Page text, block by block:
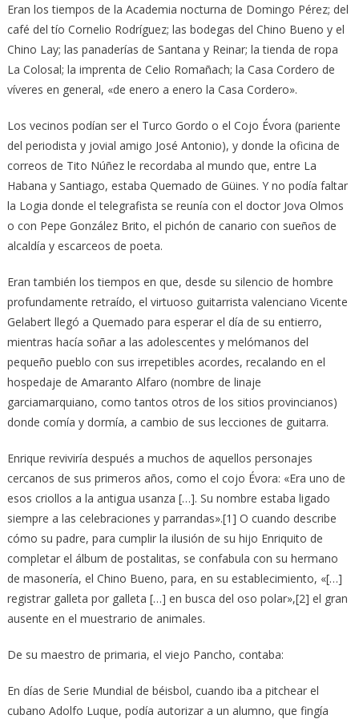
Eran los tiempos de la Academia nocturna de Domingo Pérez; del
café del tío Cornelio Rodríguez; las bodegas del Chino Bueno y el
Chino Lay; las panaderías de Santana y Reinar; la tienda de ropa
La Colosal; la imprenta de Celio Romañach; la Casa Cordero de
víveres en general, «de enero a enero la Casa Cordero».
Los vecinos podían ser el Turco Gordo o el Cojo Évora (pariente
del periodista y jovial amigo José Antonio), y donde la oficina de
correos de Tito Núñez le recordaba al mundo que, entre La
Habana y Santiago, estaba Quemado de Güines. Y no podía faltar
la Logia donde el telegrafista se reunía con el doctor Jova Olmos
o con Pepe González Brito, el pichón de canario con sueños de
alcaldía y escarceos de poeta.
Eran también los tiempos en que, desde su silencio de hombre
profundamente retraído, el virtuoso guitarrista valenciano Vicente
Gelabert llegó a Quemado para esperar el día de su entierro,
mientras hacía soñar a las adolescentes y melómanos del
pequeño pueblo con sus irrepetibles acordes, recalando en el
hospedaje de Amaranto Alfaro (nombre de linaje
garciamarquiano, como tantos otros de los sitios provincianos)
donde comía y dormía, a cambio de sus lecciones de guitarra.
Enrique reviviría después a muchos de aquellos personajes
cercanos de sus primeros años, como el cojo Évora: «Era uno de
esos criollos a la antigua usanza […]. Su nombre estaba ligado
siempre a las celebraciones y parrandas».[1] O cuando describe
cómo su padre, para cumplir la ilusión de su hijo Enriquito de
completar el álbum de postalitas, se confabula con su hermano
de masonería, el Chino Bueno, para, en su establecimiento, «[…]
registrar galleta por galleta […] en busca del oso polar»,[2] el gran
ausente en el muestrario de animales.
De su maestro de primaria, el viejo Pancho, contaba:
En días de Serie Mundial de béisbol, cuando iba a pitchear el
cubano Adolfo Luque, podía autorizar a un alumno, que fingía